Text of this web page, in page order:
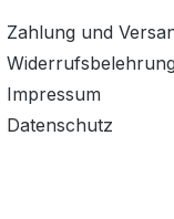
Zahlung und
Impressum
Datenschutz